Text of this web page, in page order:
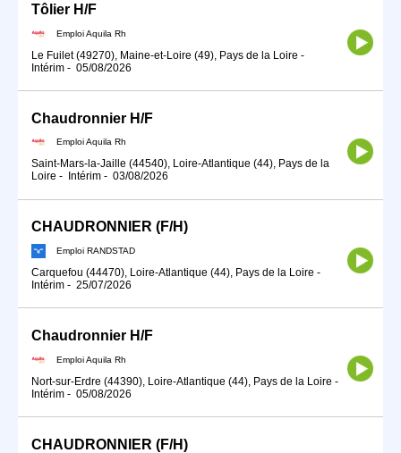
Tôlier H/F
Emploi Aquila Rh
Le Fuilet (49270), Maine-et-Loire (49), Pays de la Loire -
Intérim - 05/08/2026
Chaudronnier H/F
Emploi Aquila Rh
Saint-Mars-la-Jaille (44540), Loire-Atlantique (44), Pays de la
Loire - Intérim - 03/08/2026
CHAUDRONNIER (F/H)
Emploi RANDSTAD
Carquefou (44470), Loire-Atlantique (44), Pays de la Loire -
Intérim - 25/07/2026
Chaudronnier H/F
Emploi Aquila Rh
Nort-sur-Erdre (44390), Loire-Atlantique (44), Pays de la Loire -
Intérim - 05/08/2026
CHAUDRONNIER (F/H)